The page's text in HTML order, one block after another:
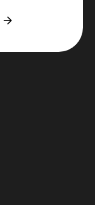
arrow_forward